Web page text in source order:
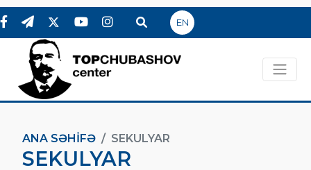
EN
ANA SƏHIFƏ SEKULYAR
SEKULYAR